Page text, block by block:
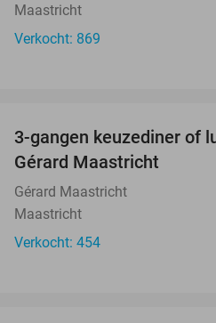
Maastricht
Verkocht: 869
3-gangen keuzediner of
Gérard Maastricht
Gérard Maastricht
Maastricht
Verkocht: 454